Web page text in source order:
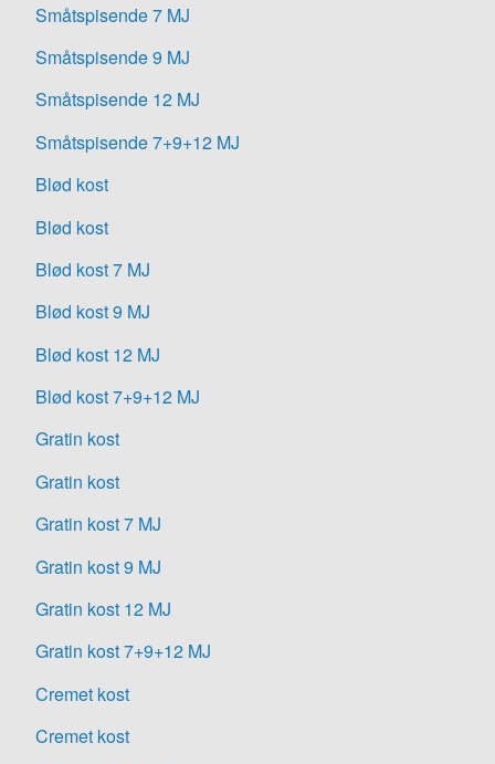
Småtspisende 7 MJ
Småtspisende 9 MJ
Småtspisende 12 MJ
Småtspisende 7+9+12 MJ
Blød kost
Blød kost
Blød kost 7 MJ
Blød kost 9 MJ
Blød kost 12 MJ
Blød kost 7+9+12 MJ
Gratin kost
Gratin kost
Gratin kost 7 MJ
Gratin kost 9 MJ
Gratin kost 12 MJ
Gratin kost 7+9+12 MJ
Cremet kost
Cremet kost